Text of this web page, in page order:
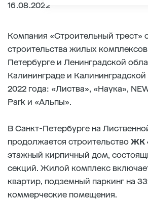
16.08.2022
Компания «Строительный трест»
строительства жилых
Петербурге и Ленинградской
Калининграде и
2022 года: «Листва», «Наука»,
Park и «Альпы».
В Санкт-Петербурге на
продолжается строительство ЖК
этажный кирпичный дом,
секций. Жилой комплекс
квартир, подземный паркинг на
коммерческие помещения.